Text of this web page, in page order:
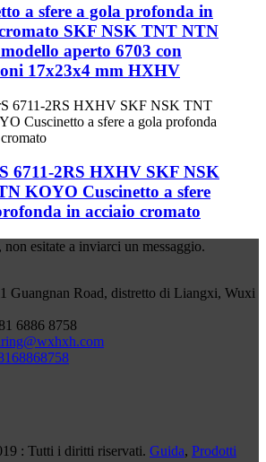
a sfere a gola profonda in
SKF NSK TNT NTN
aperto 6703 con
17x23x4 mm HXHV
6711-2RS HXHV SKF NSK
KOYO Cuscinetto a sfere
in acciaio cromato
non esitate a inviarci un messaggio.
Guangnan Road, distretto di Liangxi, Wuxi
6886 8758
: Tutti i diritti riservati. Guida, Prodotti